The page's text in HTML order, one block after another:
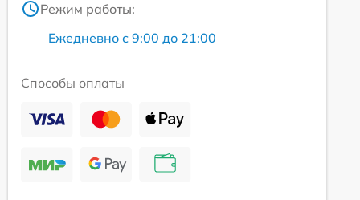
Режим работы:
Ежедневно с 9:00 до 21:00
Способы оплаты